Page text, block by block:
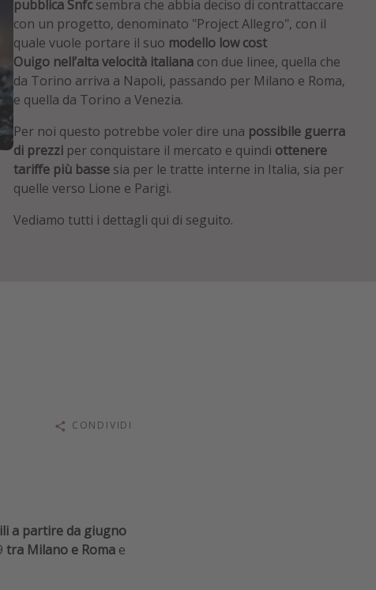
pubblica Snfc sembra che abbia deciso di contrattaccare
con un progetto, denominato "Project Allegro", con il
quale vuole portare il suo modello low cost
Ouigo nell’alta velocità italiana con due linee, quella che
da Torino arriva a Napoli, passando per Milano e Roma,
e quella da Torino a Venezia.
Per noi questo potrebbe voler dire una possibile guerra
di prezzi per conquistare il mercato e quindi ottenere
tariffe più basse sia per le tratte interne in Italia, sia per
quelle verso Lione e Parigi.
Vediamo tutti i dettagli qui di seguito.
CONDIVIDI
a partire da giugno
tra Milano e Roma e